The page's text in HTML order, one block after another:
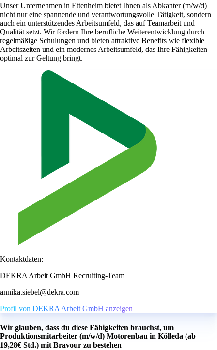
Unser Unternehmen in Ettenheim bietet Ihnen als Abkanter (m/w/d)
nicht nur eine spannende und verantwortungsvolle Tätigkeit, sondern
auch ein unterstützendes Arbeitsumfeld, das auf Teamarbeit und
Qualität setzt. Wir fördern Ihre berufliche Weiterentwicklung durch
regelmäßige Schulungen und bieten attraktive Benefits wie flexible
Arbeitszeiten und ein modernes Arbeitsumfeld, das Ihre Fähigkeiten
optimal zur Geltung bringt.
Kontaktdaten:
DEKRA Arbeit GmbH Recruiting-Team
annika.siebel@dekra.com
Profil von DEKRA Arbeit GmbH anzeigen
Wir glauben, dass du diese Fähigkeiten brauchst, um
Produktionsmitarbeiter (m/w/d) Motorenbau in Kölleda (ab
19,28€ Std.) mit Bravour zu bestehen